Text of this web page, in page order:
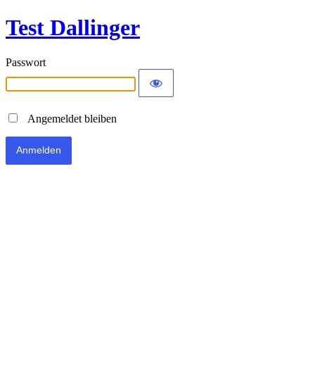
Test Dallinger
Passwort
Angemeldet bleiben